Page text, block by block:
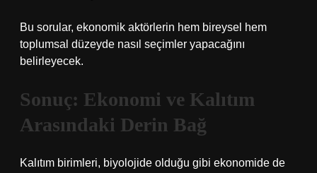
Bu sorular, ekonomik aktörlerin hem bireysel hem
toplumsal düzeyde nasıl seçimler yapacağını
belirleyecek.
Sonuç: Ekonomi ve Kalıtım
Arasındaki Derin Bağ
Kalıtım birimleri, biyolojide olduğu gibi ekonomide de